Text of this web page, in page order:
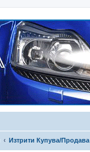
Изтрити Купува/Продава